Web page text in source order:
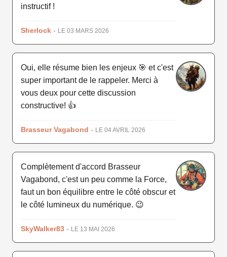
instructif !
Sherlock - LE 03 MARS 2026
Oui, elle résume bien les enjeux 🎯 et c'est
super important de le rappeler. Merci à
vous deux pour cette discussion
constructive! 👍
Brasseur Vagabond - LE 04 AVRIL 2026
Complètement d'accord Brasseur
Vagabond, c'est un peu comme la Force,
faut un bon équilibre entre le côté obscur et
le côté lumineux du numérique. 😉
SkyWalker83 - LE 13 MAI 2026